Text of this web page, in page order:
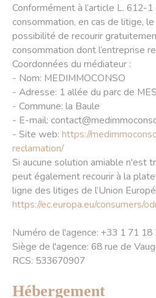
Conformément à l’article L. 612-
consommation, en cas de litige,
possibilité de recourir
consommation dont l’entreprise
Coordonnées du médiateur :
- Nom: MEDIMMOCONSO
- Adresse: 1 allée du parc de
- Commune: la Baule
- E-mail:
- Site web: https://
reclamation/
Si aucune solution amiable n'est
peut également recourir à la
ligne des litiges de l’Union
https://ec.europa.eu/consumers/
Numéro de l'agence: +33 1 71 18
Siège de l'agence: 68 rue de
RCS: 533670907
Hébergement